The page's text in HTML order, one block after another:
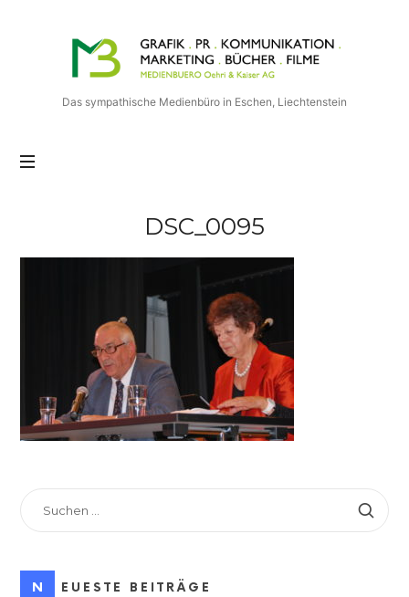
Medienbuero
Oehri
&
Kaiser
AG
Das sympathische Medienbüro in Eschen, Liechtenstein
DSC_0095
SUCHEN
NACH:
NEUESTE BEITRÄGE